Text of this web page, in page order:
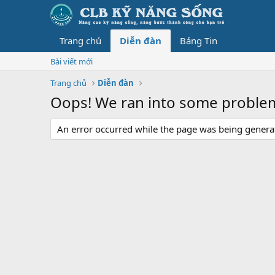
Trang chủ Diễn đàn Bảng Tin
Bài viết mới
Trang chủ
Diễn đàn
Oops! We ran into some
An error occurred while the page was being